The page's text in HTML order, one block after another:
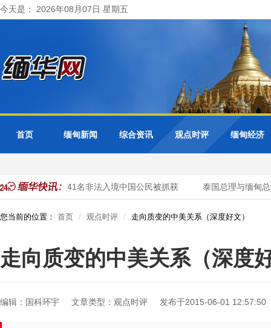
今天是： 2026年08月07日 星期五
首页 缅甸新闻 综合资讯 观点时评 缅甸经济
展清网行动 41名非法入境中国公民被抓获 泰国总理与缅甸总统
您当前的位置： 首页 观点时评 走向质变的中美关系（深度好文）
走向质变的中美关系（深度
编辑：国科环宇 文章类型：观点时评 发布于2015-06-01 12:57:50